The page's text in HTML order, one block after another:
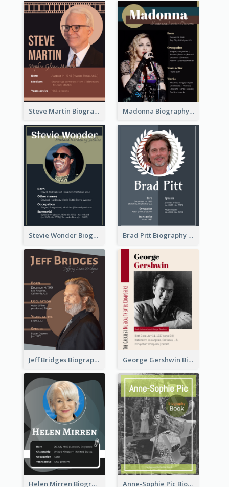
Steve Martin Biography Madonna Biography
Stevie Wonder Biography Brad Pitt Biography
Jeff Bridges Biography George Gershwin Biography
Helen Mirren Biography Anne-Sophie Pic Biography